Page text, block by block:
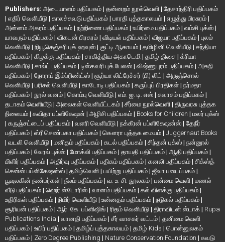
Publishers: அடையாளம் பதிப்பகம் | தன்னறம் நூல்வெளி | தேசாந்திரி பதிப்பகம்
| எதிர் வெளியீடு | காலச்சுவடு பதிப்பகம் | பாரதி புத்தகாலயம் | எழுத்து பிரசுரம் |
அன்னம் அகரம் பதிப்பகம் | நற்றிணை பதிப்பகம் | உயிர்மை பதிப்பகம் | வம்சி புக்ஸ் |
யாவரும் பதிப்பகம் | விகடன் பிரசுரம் | விடியல் பதிப்பகம் | விஜயா பதிப்பகம் | புலம்
வெளியீடு | நியூசெஞ்சுரி புக் ஹவுஸ் | குட்டி ஆகாயம் | தமிழினி வெளியீடு | சந்தியா
பதிப்பகம் | கிழக்கு பதிப்பகம் | சாகித்திய அகாடெமி | தமிழ் திசை | க்ரியா
வெளியீடு | சால்ட் பதிப்பகம் | டிஸ்கவரி புக் பேலஸ் | விஷ்ணுபுரம் பதிப்பகம் | அகநி
பதிப்பகம் | நோராப் இம்ப்ரிண்ட்ஸ் | சூர்யா லிட்ரேச்சர் (பி) லிட் | அருஞ்சொல்
வெளியீடு | பரிசல் வெளியீடு | காடோடி பதிப்பகம் | கருப்புப் பிரதிகள் | நர்மதா
பதிப்பகம் | நூல் வனம் | கொம்பு வெளியீடு | எம். ஐ. டி. எஸ் | சுவாசம் பதிப்பகம் |
தடாகம் வெளியீடு | அலைகள் வெளியீட்டகம் | சீர்மை நூல்வெளி | திருவரசு புத்தக
நிலையம் | கவிதா பப்ளிகேஷன் | அழிசி பதிப்பகம் | Books for Children | மலர் புக்ஸ்
| கருஞ்சட்டைப் பதிப்பகம் | வளரி வெளியீடு | நக்கீரன் பப்ளிகேஷன்ஸ் | தேநீர்
பதிப்பகம் | ஸ்ரீ செண்பகா பதிப்பகம் | கௌரா புத்தக மையம் | Juggernaut Books
| வடலி வெளியீடு | மனிதம் பதிப்பகம் | கடல் பதிப்பகம் | சிந்தன் புக்ஸ் | நன்னூல்
பதிப்பகம் | வேரல் புக்ஸ் | மோக்லி பதிப்பகம் | தாயதி பதிப்பகம் | ஆதி பதிப்பகம் |
மிளிர் பதிப்பகம் | அதிர்வு பதிப்பகம் | பதிகம் பதிப்பகம் | கனலி பதிப்பகம் | சிக்ஸ்த்
சென்ஸ் பப்ளிகேஷன்ஸ் | தமிழ்வெளி | பயிற்று பதிப்பகம் | ஜீவா படைப்பகம் |
பூவுலகின் நண்பர்கள் | நீலம் பதிப்பகம் | வ. உ. சி. நூலகம் | பன்மை வெளி | மணல்
வீடு பதிப்பகம் | ஹெர் ஸ்டோரிஸ் | வானம் பதிப்பகம் | கல் விளக்கு பதிப்பகம் |
உதிரிகள் பதிப்பகம் | நிமிர் வெளியீடு | உன்னதம் பதிப்பகம் | நடுகல் பதிப்பகம் |
சூரியன் பதிப்பகம் | ஆர். கே. பப்ளிஷிங் | ரிதம் வெளியீடு | திராவிடன் ஸ்டாக் | Rupa
Publications India | வானதி பதிப்பகம் | சீர் வாசகர் வட்டம் | தனிமை வெளி
பதிப்பகம் | உயிர் பதிப்பகம் | தமிழ்ப் புத்தகாலயம் | தமிழ் Kids | பொன்னுலகம்
பதிப்பகம் | Zero Degree Publishing | Nature Conservation Foundation | சுவடு